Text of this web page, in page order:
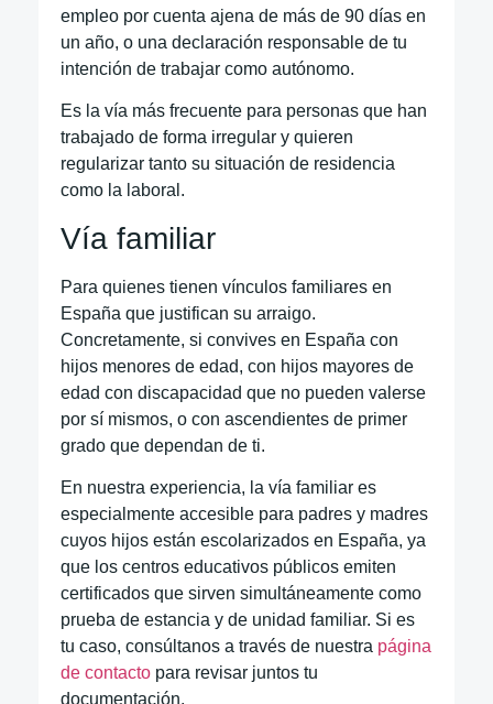
empleo por cuenta ajena de más de 90 días en
un año, o una declaración responsable de tu
intención de trabajar como autónomo.
Es la vía más frecuente para personas que han
trabajado de forma irregular y quieren
regularizar tanto su situación de residencia
como la laboral.
Vía familiar
Para quienes tienen vínculos familiares en
España que justifican su arraigo.
Concretamente, si convives en España con
hijos menores de edad, con hijos mayores de
edad con discapacidad que no pueden valerse
por sí mismos, o con ascendientes de primer
grado que dependan de ti.
En nuestra experiencia, la vía familiar es
especialmente accesible para padres y madres
cuyos hijos están escolarizados en España, ya
que los centros educativos públicos emiten
certificados que sirven simultáneamente como
prueba de estancia y de unidad familiar. Si es
tu caso, consúltanos a través de nuestra página
de contacto para revisar juntos tu
documentación.